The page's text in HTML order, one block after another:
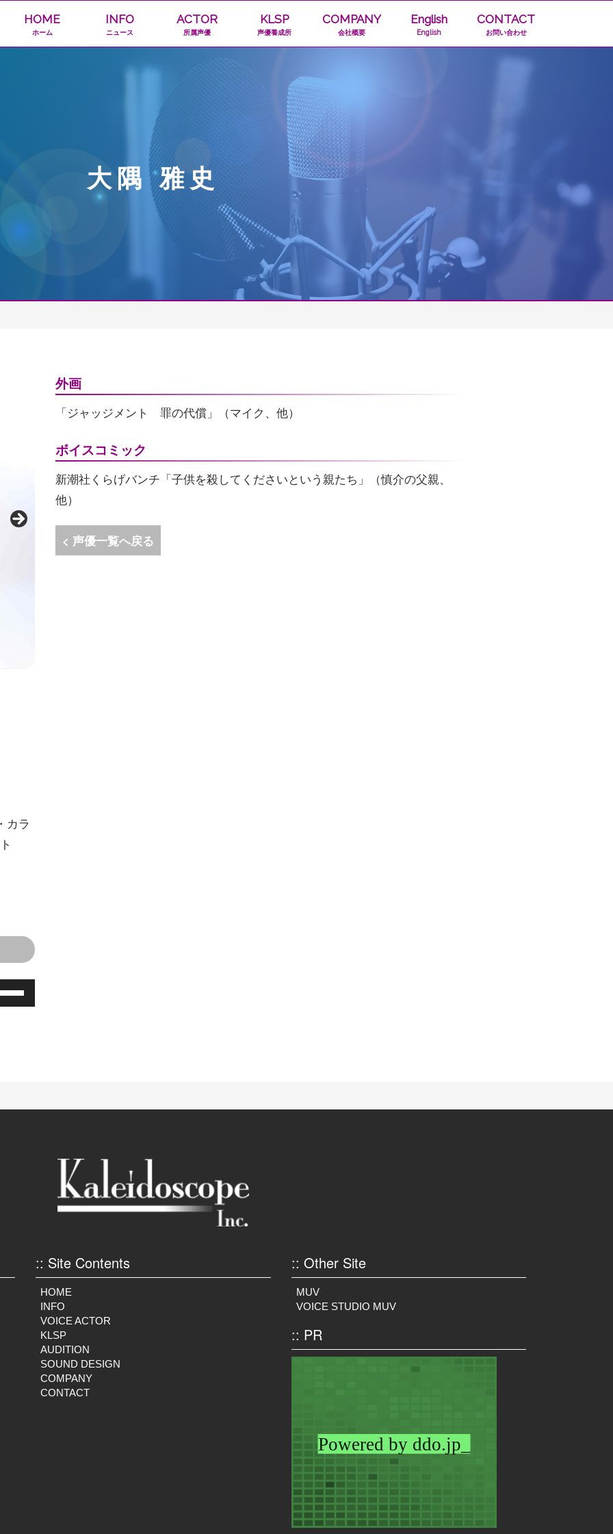
HOME
ホーム
INFO
ニュース
ACTOR
所属声優
KLSP
声優養成所
COMPANY
会社概要
English
English
CONTACT
お問い合わせ
大隅 雅史
カラ
音
プ
外画
「ジャッジメント 罪の代償」（マイク、他）
ボイスコミック
新潮社くらげバンチ「子供を殺してくださいという親たち」（慎介の父親、
他）
< 声優一覧へ戻る
:: Site Contents
HOME
INFO
VOICE ACTOR
KLSP
AUDITION
SOUND DESIGN
COMPANY
CONTACT
:: Other Site
MUV
VOICE STUDIO MUV
:: PR